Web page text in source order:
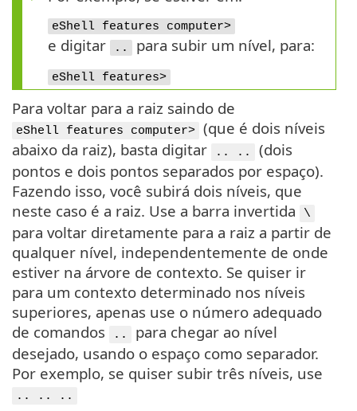
eShell features computer>
e digitar .. para subir um nível, para:
eShell features>
Para voltar para a raiz saindo de
eShell features computer>
(que é dois níveis
abaixo da raiz), basta digitar
.. ..
(dois
pontos e dois pontos separados por espaço).
Fazendo isso, você subirá dois níveis, que
neste caso é a raiz. Use a barra invertida
\
para voltar diretamente para a raiz a partir de
qualquer nível, independentemente de onde
estiver na árvore de contexto. Se quiser ir
para um contexto determinado nos níveis
superiores, apenas use o número adequado
de comandos
..
para chegar ao nível
desejado, usando o espaço como separador.
Por exemplo, se quiser subir três níveis, use
.. .. ..